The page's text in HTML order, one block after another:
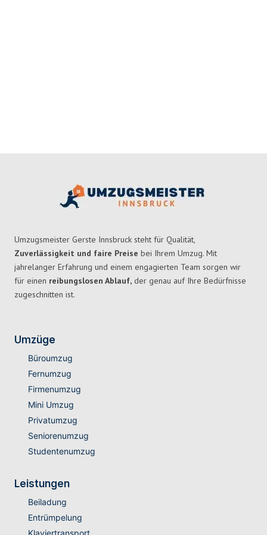
Umzugsmeister Gerste Innsbruck steht für Qualität,
Zuverlässigkeit und faire Preise bei Ihrem Umzug. Mit
jahrelanger Erfahrung und einem engagierten Team sorgen wir
für einen reibungslosen Ablauf, der genau auf Ihre Bedürfnisse
zugeschnitten ist.
Umzüge
Büroumzug
Fernumzug
Firmenumzug
Mini Umzug
Privatumzug
Seniorenumzug
Studentenumzug
Leistungen
Beiladung
Entrümpelung